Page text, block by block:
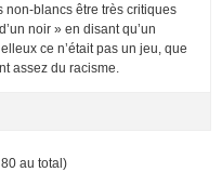
non-blancs être très critiques
noir » en disant qu’un
ce n’était pas un jeu, que
assez du racisme.
au total)